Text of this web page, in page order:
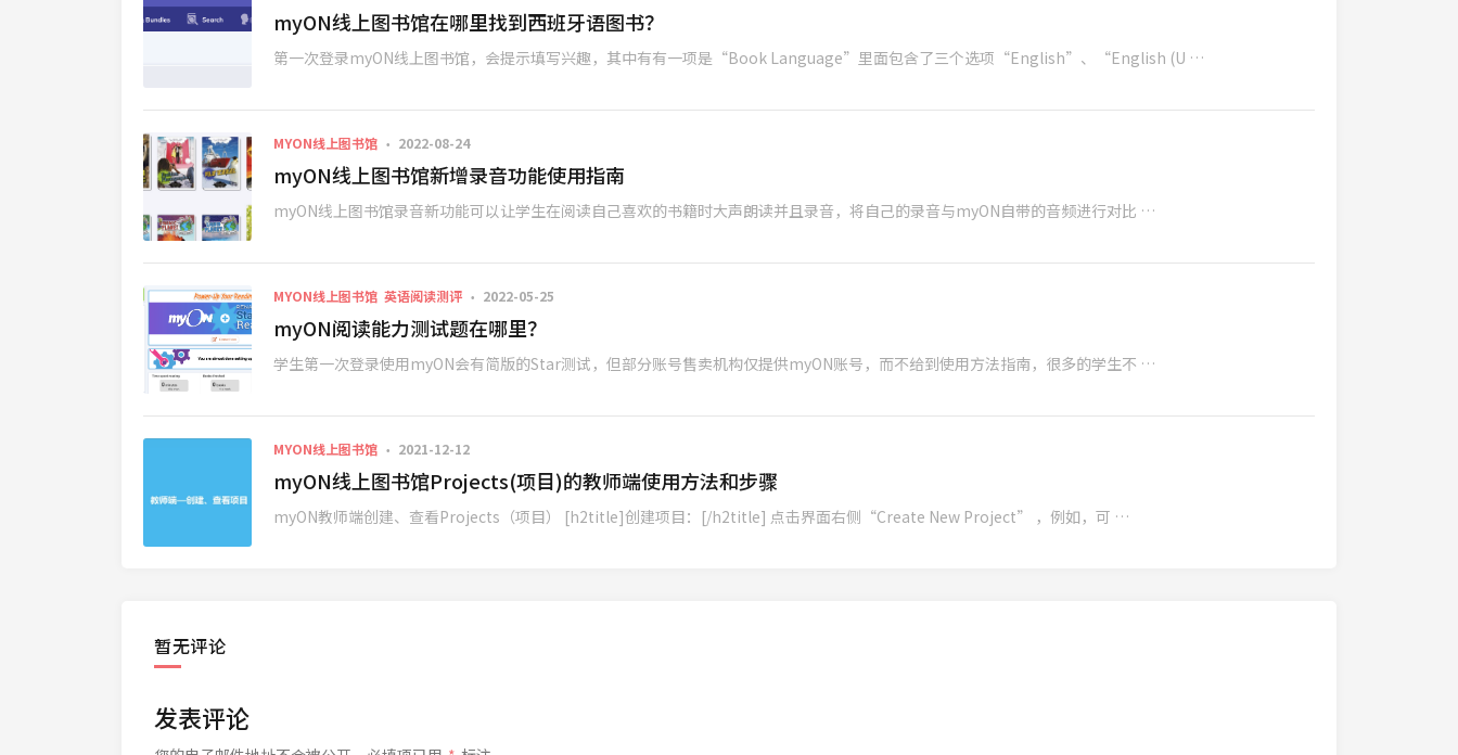
myON线上图书馆在哪里找到西班牙语图书？
第一次登录myON线上图书馆，会提示填写兴趣，其中有有一项是“Book Language”里面包含了三个选项“English”、“English (U …
MYON线上图书馆 2022-08-24
myON线上图书馆新增录音功能使用指南
myON线上图书馆录音新功能可以让学生在阅读自己喜欢的书籍时大声朗读并且录音，将自己的录音与myON自带的音频进行对比 …
MYON线上图书馆 英语阅读测评 2022-05-25
myON阅读能力测试题在哪里？
学生第一次登录使用myON会有简版的Star测试，但部分账号售卖机构仅提供myON账号，而不给到使用方法指南，很多的学生不 …
MYON线上图书馆 2021-12-12
myON线上图书馆Projects(项目)的教师端使用方法和步骤
myON教师端创建、查看Projects（项目） [h2title]创建项目：[/h2title] 点击界面右侧“Create New Project” ，例如，可 …
暂无评论
发表评论